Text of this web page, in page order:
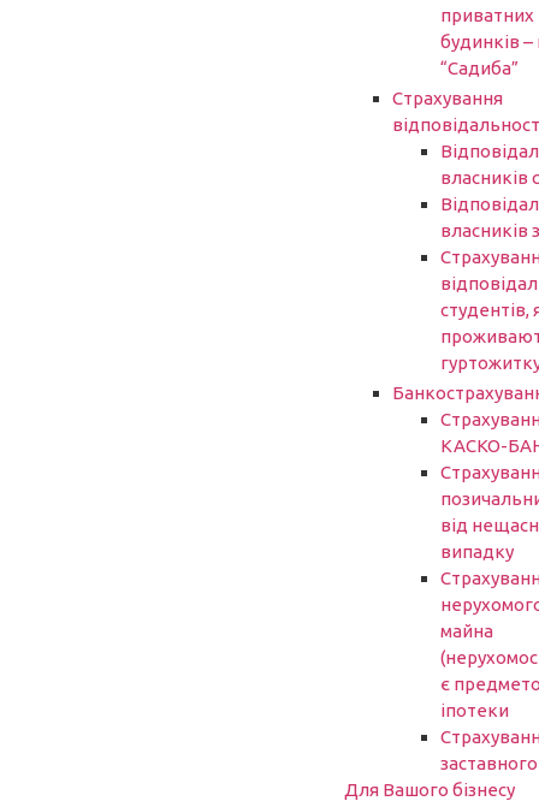
приватних
будинків –
“Садиба”
Страхування
власників
власників
студентів,
КАСКО-
від
випадку
майна
є
іпотеки
Для Вашого бізнесу